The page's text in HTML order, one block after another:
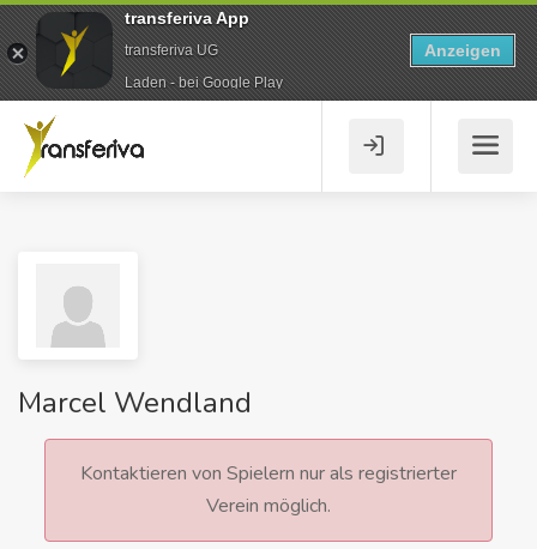
Marcel Wendland
Kontaktieren von Spielern nur als registrierter
Verein möglich.
transferiva App
transferiva UG
Laden - bei Google Play
Anzeigen